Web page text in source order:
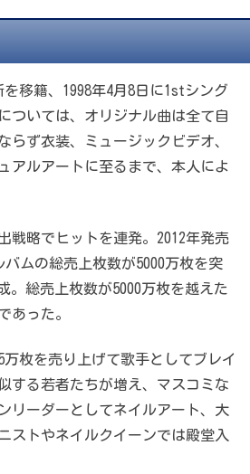
移籍、1998年4月8日に1stシング
ついては、オリジナル曲は全て自
らず衣装、ミュージックビデオ、
アルアートに至るまで、本人によ
戦略でヒットを連発。2012年発売
バムの総売上枚数が5000万枚を突
総売上枚数が5000万枚を越えた
あった。
枚を売り上げて歌手としてブレイ
する若者たちが増え、マスコミな
リーダーとしてネイルアート、大
ストやネイルクイーンでは殿堂入